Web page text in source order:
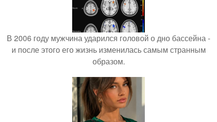
В 2006 году мужчина ударился головой о дно бассейна -
и после этого его жизнь изменилась самым странным
образом.